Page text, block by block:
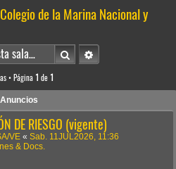
c
r
de la Marina Nacional y
BuscarBúsqueda avanzada
• Página 1 de 1
Anuncios
DE RIESGO (vigente)
VE « Sab. 11JUL2026, 11:36
& Docs.